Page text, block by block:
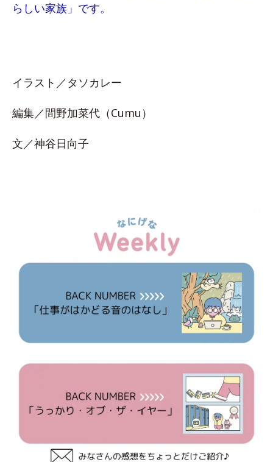
らしい家族」です。
イラスト／タソカレー
編集／間野加菜代（Cumu）
文／神谷日向子